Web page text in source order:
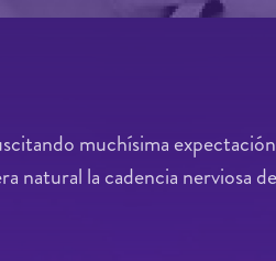
muchísima
natural la cadencia